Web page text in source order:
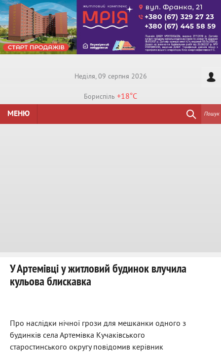
Недiля, 09 серпня 2026
Бориспiль +18°C
МЕНЮ
Пошук
У Артемівці у житловий будинок влучила
кульова блискавка
Про наслідки нічної грози для мешканки одного з
будинків села Артемівка Кучаківського
старостинського округу повідомив керівник